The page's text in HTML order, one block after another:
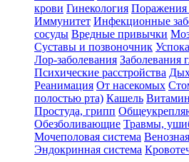
крови Гинекология Поражения
Иммунитет Инфекционные
сосуды Вредные привычки
Суставы и позвоночник
Лор-заболевания Заболевания
Психические расстройства
Реанимация От насекомых
полостью рта) Кашель
Простуда, грипп
Обезболивающие Травмы,
Мочеполовая система
Эндокринная система